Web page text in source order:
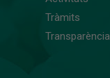
Tràmits
Transparència